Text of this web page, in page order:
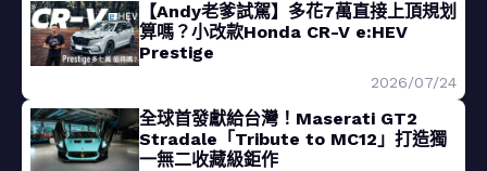
【Andy老爹試駕】多花7萬直接上頂規划
算嗎？小改款Honda CR-V e:HEV
Prestige
2026/07/24
全球首發獻給台灣！Maserati GT2
Stradale「Tribute to MC12」打造獨
一無二收藏級鉅作